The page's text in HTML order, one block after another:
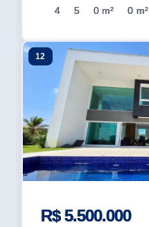
4 5 0 m² 0 m²
12
R$ 5.500.000